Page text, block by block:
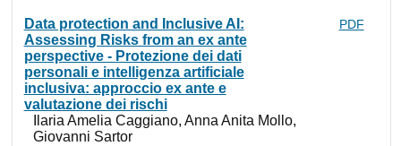
Data protection and Inclusive AI:
Assessing Risks from an ex ante
perspective - Protezione dei dati
personali e intelligenza artificiale
inclusiva: approccio ex ante e
valutazione dei rischi
Ilaria Amelia Caggiano, Anna Anita Mollo,
Giovanni Sartor
PDF